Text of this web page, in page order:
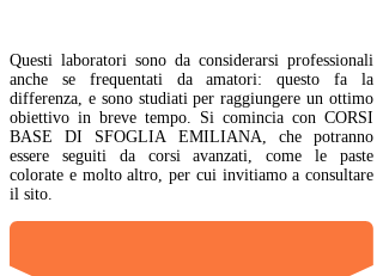
Questi laboratori sono da considerarsi professionali
anche se frequentati da amatori: questo fa la
differenza, e sono studiati per raggiungere un ottimo
obiettivo in breve tempo. Si comincia con CORSI
BASE DI SFOGLIA EMILIANA, che potranno
essere seguiti da corsi avanzati, come le paste
colorate e molto altro, per cui invitiamo a consultare
il sito.